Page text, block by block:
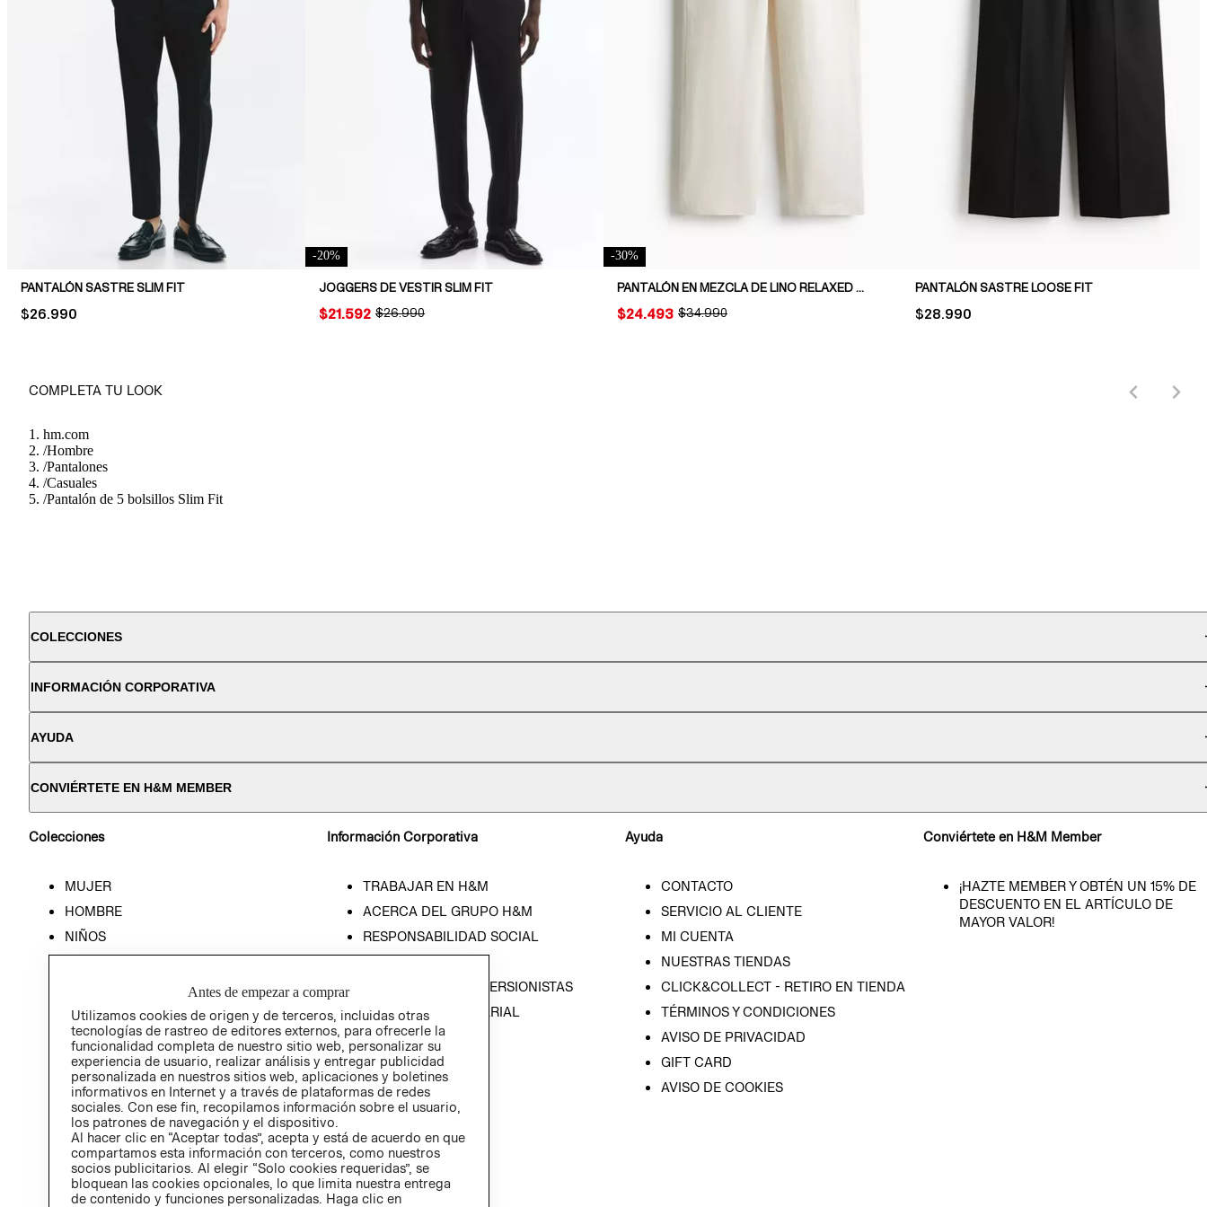
PANTALÓN SASTRE SLIM FIT
PRICE:
$26.990
-20%
JOGGERS DE VESTIR SLIM FIT
ORIGINAL PRICE:
$26.990
PRICE:
$21.592
-30%
PANTALÓN EN MEZCLA DE LINO RELAXED FIT
ORIGINAL PRICE:
$34.990
PRICE:
$24.493
PANTALÓN SASTRE LOOSE FIT
PRICE:
$28.990
COMPLETA TU LOOK
hm.com
/Hombre
/Pantalones
/Casuales
/Pantalón de 5 bolsillos Slim Fit
COLECCIONES
INFORMACIÓN CORPORATIVA
AYUDA
CONVIÉRTETE EN H&M MEMBER
Colecciones
MUJER
HOMBRE
NIÑOS
Información Corporativa
TRABAJAR EN H&M
ACERCA DEL GRUPO H&M
RESPONSABILIDAD SOCIAL
RELACIÓN CON INVERSIONISTAS
POLÍTICA EMPRESARIAL
Ayuda
CONTACTO
SERVICIO AL CLIENTE
MI CUENTA
NUESTRAS TIENDAS
CLICK&COLLECT - RETIRO EN TIENDA
TÉRMINOS Y CONDICIONES
AVISO DE PRIVACIDAD
GIFT CARD
AVISO DE COOKIES
Conviértete en H&M Member
¡HAZTE MEMBER Y OBTÉN UN 15% DE
DESCUENTO EN EL ARTÍCULO DE
MAYOR VALOR!
Antes de empezar a comprar
Utilizamos cookies de origen y de terceros, incluidas otras
tecnologías de rastreo de editores externos, para ofrecerle la
funcionalidad completa de nuestro sitio web, personalizar su
experiencia de usuario, realizar análisis y entregar publicidad
personalizada en nuestros sitios web, aplicaciones y boletines
informativos en Internet y a través de plataformas de redes
sociales. Con ese fin, recopilamos información sobre el usuario,
los patrones de navegación y el dispositivo.
Al hacer clic en “Aceptar todas”, acepta y está de acuerdo en que
compartamos esta información con terceros, como nuestros
socios publicitarios. Al elegir “Solo cookies requeridas”, se
bloquean las cookies opcionales, lo que limita nuestra entrega
de contenido y funciones personalizadas. Haga clic en